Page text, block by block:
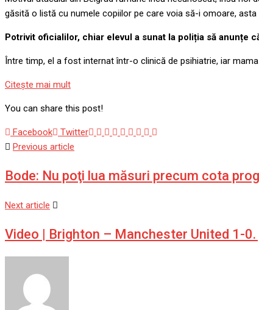
găsită o listă cu numele copiilor pe care voia să-i omoare,
Potrivit oficialilor, chiar elevul a sunat la poliția să anunțe
Între timp, el a fost internat într-o clinică de psihiatrie, iar
Citeşte mai mult
You can share this post!
Facebook Twitter Google+
LinkedIn
Whatsapp
StumbleUpon
Tumblr
Pinterest
Reddit
Share
Previous article
Bode: Nu poţi lua măsuri precum cota
Next article
Video | Brighton – Manchester United 1-